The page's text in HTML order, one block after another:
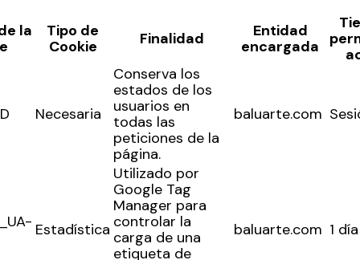
Espacio accesible
Actualidad
Noticias
Proyecto Estratégico
Preguntas frecuentes
la
Tipo de
Cookie
Finalidad
Entidad
encargada
Necesaria
Conserva los
estados de los
usuarios en
todas las
peticiones de la
página.
baluarte.com
Estadística
Utilizado por
Google Tag
Manager para
controlar la
carga de una
etiqueta de
baluarte.com 1 día